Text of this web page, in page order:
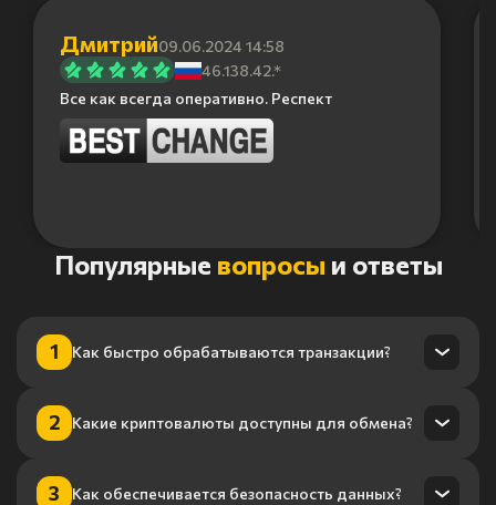
Дмитрий09.06.2024 14:58
46.138.42.*
Все как всегда оперативно. Респект
Популярные вопросы и ответы
1 Как быстро обрабатываются транзакции?
Транзакции обрабатываются в течение нескольких минут
благодаря нашему высокопроизводительному
2 Какие криптовалюты доступны для обмена?
Мы поддерживаем более 100 криптовалют, включая
3 Как обеспечивается безопасность данных?